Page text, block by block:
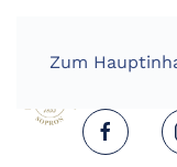
Zum